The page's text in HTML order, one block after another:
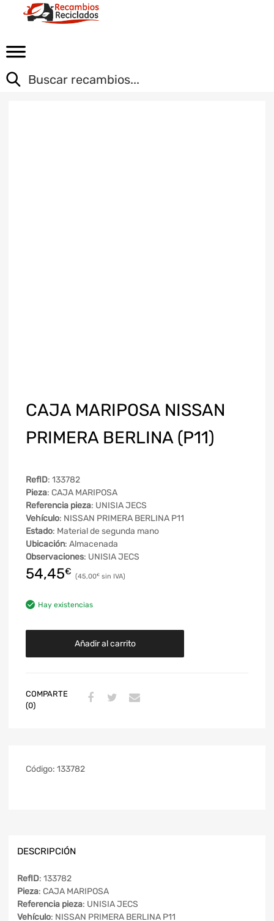
CAJA MARIPOSA NISSAN
PRIMERA BERLINA (P11)
RefID: 133782
Pieza: CAJA MARIPOSA
Referencia pieza: UNISIA JECS
Vehículo: NISSAN PRIMERA BERLINA P11
Estado: Material de segunda mano
Ubicación: Almacenada
Observaciones: UNISIA JECS
54,45€ 45,00€
Hay existencias
Añadir al carrito
COMPARTE
(0)
Código: 133782
DESCRIPCIÓN
RefID: 133782
Pieza: CAJA MARIPOSA
Referencia pieza: UNISIA JECS
Vehículo: NISSAN PRIMERA BERLINA P11